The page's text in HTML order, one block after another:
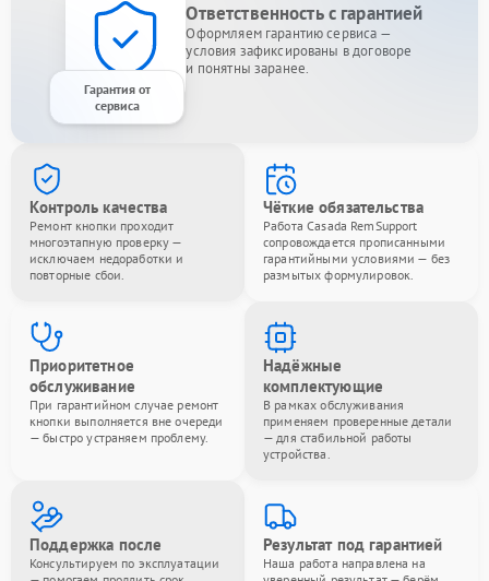
Гарантия от
сервиса
Ответственность с гарантией
Оформляем гарантию сервиса —
условия зафиксированы в договоре
и понятны заранее.
Контроль качества
Ремонт кнопки проходит
многоэтапную проверку —
исключаем недоработки и
повторные сбои.
Чёткие обязательства
Работа Casada RemSupport
сопровождается прописанными
гарантийными условиями — без
размытых формулировок.
Приоритетное
обслуживание
При гарантийном случае ремонт
кнопки выполняется вне очереди
— быстро устраняем проблему.
Надёжные
комплектующие
В рамках обслуживания
применяем проверенные детали
— для стабильной работы
устройства.
Поддержка после
Консультируем по эксплуатации
Результат под гарантией
Наша работа направлена на